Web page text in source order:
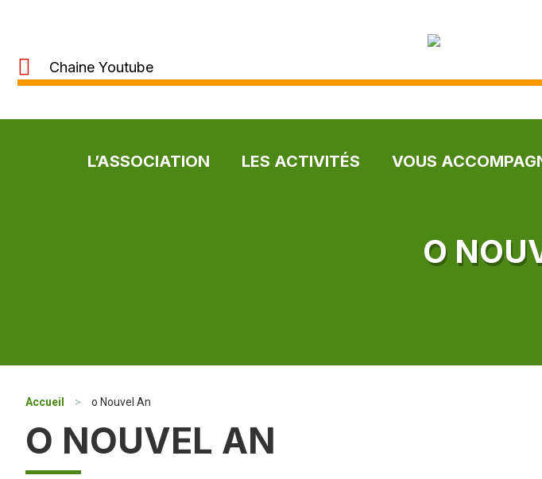
Chaine Youtube
L’ASSOCIATION LES ACTIVITÉS VOUS
O
Accueil > o Nouvel An
O NOUVEL AN